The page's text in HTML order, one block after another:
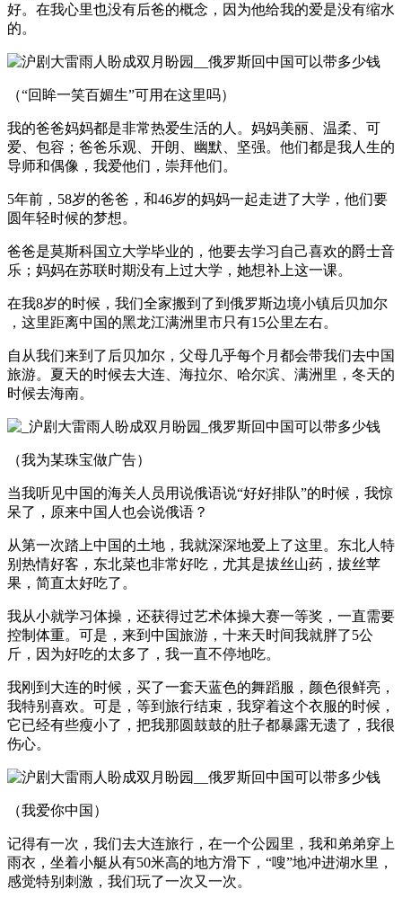
好。在我心里也没有后爸的概念，因为他给我的爱是没有缩水
的。
（“回眸一笑百媚生”可用在这里吗）
我的爸爸妈妈都是非常热爱生活的人。妈妈美丽、温柔、可
爱、包容；爸爸乐观、开朗、幽默、坚强。他们都是我人生的
导师和偶像，我爱他们，崇拜他们。
5年前，58岁的爸爸，和46岁的妈妈一起走进了大学，他们要
圆年轻时候的梦想。
爸爸是莫斯科国立大学毕业的，他要去学习自己喜欢的爵士音
乐；妈妈在苏联时期没有上过大学，她想补上这一课。
在我8岁的时候，我们全家搬到了到俄罗斯边境小镇后贝加尔
，这里距离中国的黑龙江满洲里市只有15公里左右。
自从我们来到了后贝加尔，父母几乎每个月都会带我们去中国
旅游。夏天的时候去大连、海拉尔、哈尔滨、满洲里，冬天的
时候去海南。
（我为某珠宝做广告）
当我听见中国的海关人员用说俄语说“好好排队”的时候，我惊
呆了，原来中国人也会说俄语？
从第一次踏上中国的土地，我就深深地爱上了这里。东北人特
别热情好客，东北菜也非常好吃，尤其是拔丝山药，拔丝苹
果，简直太好吃了。
我从小就学习体操，还获得过艺术体操大赛一等奖，一直需要
控制体重。可是，来到中国旅游，十来天时间我就胖了5公
斤，因为好吃的太多了，我一直不停地吃。
我刚到大连的时候，买了一套天蓝色的舞蹈服，颜色很鲜亮，
我特别喜欢。可是，等到旅行结束，我穿着这个衣服的时候，
它已经有些瘦小了，把我那圆鼓鼓的肚子都暴露无遗了，我很
伤心。
（我爱你中国）
记得有一次，我们去大连旅行，在一个公园里，我和弟弟穿上
雨衣，坐着小艇从有50米高的地方滑下，“嗖”地冲进湖水里，
感觉特别刺激，我们玩了一次又一次。